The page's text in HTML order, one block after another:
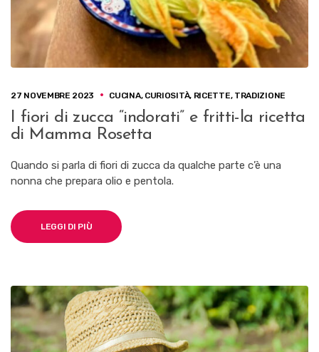
27 NOVEMBRE 2023 CUCINA, CURIOSITÀ, RICETTE, TRADIZIONE
I fiori di zucca “indorati” e fritti-la ricetta
di Mamma Rosetta
Quando si parla di fiori di zucca da qualche parte c’è una
nonna che prepara olio e pentola.
LEGGI DI PIÙ